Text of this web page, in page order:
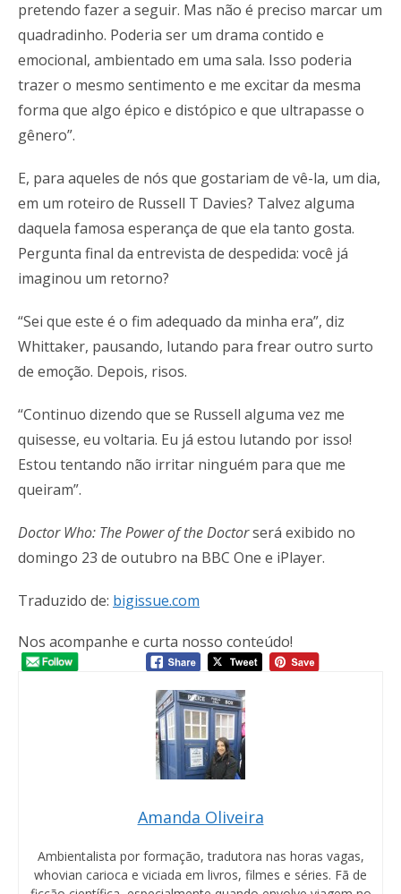
pretendo fazer a seguir. Mas não é preciso marcar um
quadradinho. Poderia ser um drama contido e
emocional, ambientado em uma sala. Isso poderia
trazer o mesmo sentimento e me excitar da mesma
forma que algo épico e distópico e que ultrapasse o
gênero”.
E, para aqueles de nós que gostariam de vê-la, um dia,
em um roteiro de Russell T Davies? Talvez alguma
daquela famosa esperança de que ela tanto gosta.
Pergunta final da entrevista de despedida: você já
imaginou um retorno?
“Sei que este é o fim adequado da minha era”, diz
Whittaker, pausando, lutando para frear outro surto
de emoção. Depois, risos.
“Continuo dizendo que se Russell alguma vez me
quisesse, eu voltaria. Eu já estou lutando por isso!
Estou tentando não irritar ninguém para que me
queiram”.
Doctor Who: The Power of the Doctorserá exibido no
domingo 23 de outubro na BBC One e iPlayer.
Traduzido de: bigissue.com
Nos acompanhe e curta nosso conteúdo!
Amanda Oliveira
Ambientalista por formação, tradutora nas horas vagas,
whovian carioca e viciada em livros, filmes e séries. Fã de